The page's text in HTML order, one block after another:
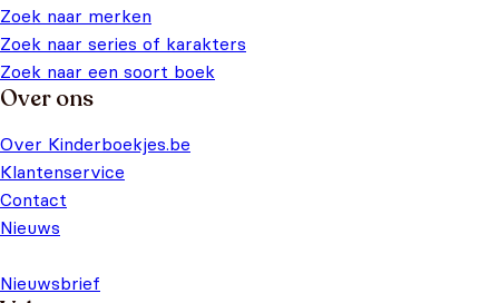
Zoek naar merken
Zoek naar series of karakters
Zoek naar een soort boek
Over ons
Over Kinderboekjes.be
Klantenservice
Contact
Nieuws
Nieuwsbrief